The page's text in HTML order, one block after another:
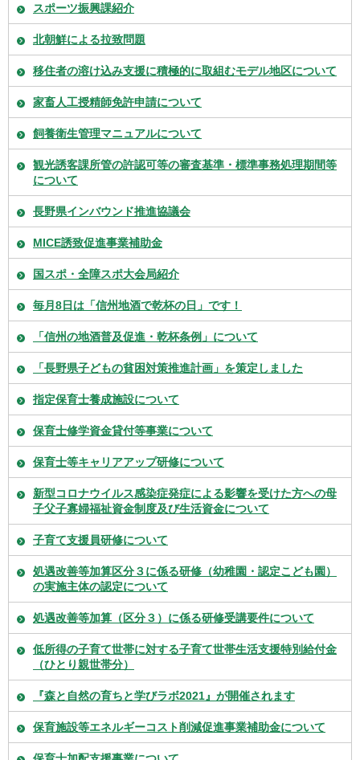
スポーツ振興課紹介
北朝鮮による拉致問題
移住者の溶け込み支援に積極的に取組むモデル地区について
家畜人工授精師免許申請について
飼養衛生管理マニュアルについて
観光誘客課所管の許認可等の審査基準・標準事務処理期間等
について
長野県インバウンド推進協議会
MICE誘致促進事業補助金
国スポ・全障スポ大会局紹介
毎月8日は「信州地酒で乾杯の日」です！
「信州の地酒普及促進・乾杯条例」について
「長野県子どもの貧困対策推進計画」を策定しました
指定保育士養成施設について
保育士修学資金貸付等事業について
保育士等キャリアアップ研修について
新型コロナウイルス感染症発症による影響を受けた方への母
子父子寡婦福祉資金制度及び生活資金について
子育て支援員研修について
処遇改善等加算区分３に係る研修（幼稚園・認定こども園）
の実施主体の認定について
処遇改善等加算（区分３）に係る研修受講要件について
低所得の子育て世帯に対する子育て世帯生活支援特別給付金
（ひとり親世帯分）
『森と自然の育ちと学びラボ2021』が開催されます
保育施設等エネルギーコスト削減促進事業補助金について